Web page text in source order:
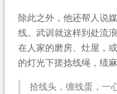
除此之外，他还帮人说
线。武训就这样到处流
在人家的磨房、灶屋，
的灯光下搓捻线绳，绩
拾线头，缠线蛋，一